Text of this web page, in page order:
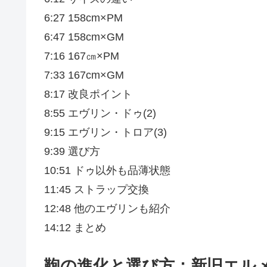
6:27 158cm×PM
6:47 158cm×GM
7:16 167㎝×PM
7:33 167cm×GM
8:17 改良ポイント
8:55 エヴリン・ドゥ(2)
9:15 エヴリン・トロア(3)
9:39 選び方
10:51 ドゥ以外も品薄状態
11:45 ストラップ交換
12:48 他のエヴリンも紹介
14:12 まとめ